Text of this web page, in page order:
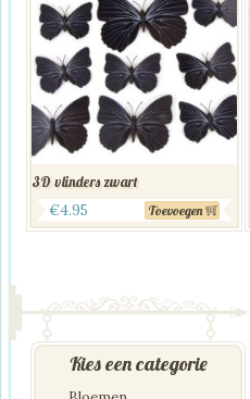
3D vlinders zwart
Oorspronkelijke
prijs
€4.95
prijs
Toevoegen
Kies een categorie